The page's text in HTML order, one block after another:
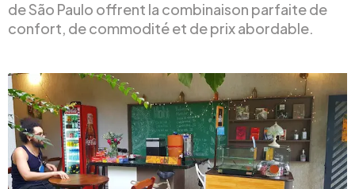
de São Paulo offrent la combinaison parfaite de
confort, de commodité et de prix abordable.